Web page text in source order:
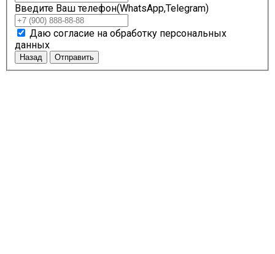
Введите Ваш телефон(WhatsApp,Telegram)
Даю согласие на обработку персональных
данных
Назад Отправить